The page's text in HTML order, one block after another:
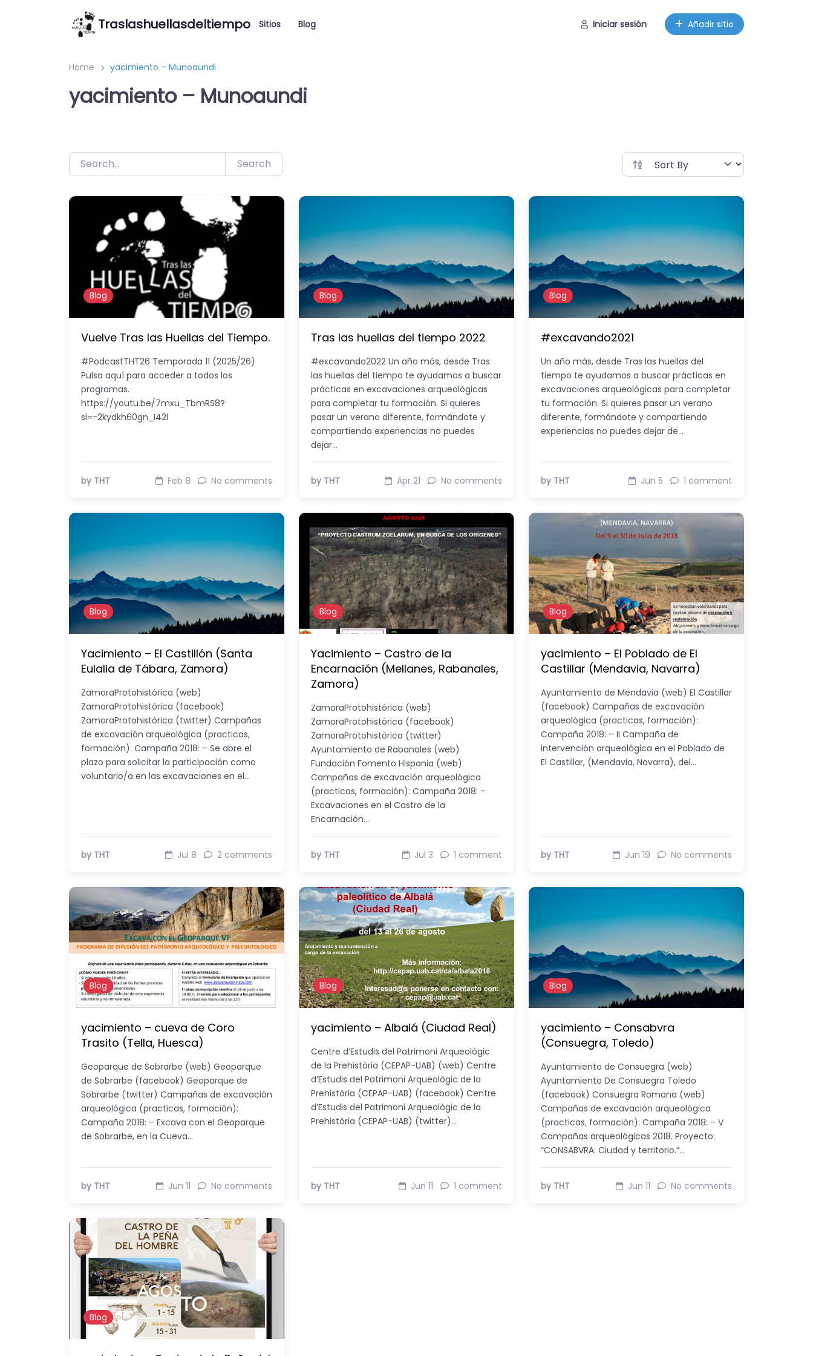
Traslashuellasdeltiempo Sitios Blog Iniciar sesión Añadir sitio
Home yacimiento – Munoaundi
yacimiento – Munoaundi
Search
Blog
Vuelve Tras las Huellas del Tiempo.
#PodcastTHT26 Temporada 11 (2025/26)
Pulsa aquí para acceder a todos los
programas.
https://youtu.be/7mxu_TbmRS8?
si=-2kydkh60gn_I42l
by THT Feb 8 No comments
Blog
Tras las huellas del tiempo 2022
#excavando2022 Un año más, desde Tras
las huellas del tiempo te ayudamos a buscar
prácticas en excavaciones arqueológicas
para completar tu formación. Si quieres
pasar un verano diferente, formándote y
compartiendo experiencias no puedes
dejar…
by THT Apr 21 No comments
Blog
#excavando2021
Un año más, desde Tras las huellas del
tiempo te ayudamos a buscar prácticas en
excavaciones arqueológicas para completar
tu formación. Si quieres pasar un verano
diferente, formándote y compartiendo
experiencias no puedes dejar de…
by THT Jun 5 1 comment
Blog
Yacimiento – El Castillón (Santa
Eulalia de Tábara, Zamora)
ZamoraProtohistórica (web)
ZamoraProtohistórica (facebook)
ZamoraProtohistórica (twitter) Campañas
de excavación arqueológica (practicas,
formación): Campaña 2018: – Se abre el
plazo para solicitar la participación como
voluntario/a en las excavaciones en el…
by THT Jul 8 2 comments
Blog
Yacimiento – Castro de la
Encarnación (Mellanes, Rabanales,
Zamora)
ZamoraProtohistórica (web)
ZamoraProtohistórica (facebook)
ZamoraProtohistórica (twitter)
Ayuntamiento de Rabanales (web)
Fundación Fomento Hispania (web)
Campañas de excavación arqueológica
(practicas, formación): Campaña 2018: –
Excavaciones en el Castro de la
Encarnación…
by THT Jul 3 1 comment
Blog
yacimiento – El Poblado de El
Castillar (Mendavia, Navarra)
Ayuntamiento de Mendavia (web) El Castillar
(facebook) Campañas de excavación
arqueológica (practicas, formación):
Campaña 2018: – II Campaña de
intervención arqueológica en el Poblado de
El Castillar, (Mendavia, Navarra), del…
by THT Jun 19 No comments
Blog
yacimiento – cueva de Coro
Trasito (Tella, Huesca)
Geoparque de Sobrarbe (web) Geoparque
de Sobrarbe (facebook) Geoparque de
Sobrarbe (twitter) Campañas de excavación
arqueológica (practicas, formación):
Campaña 2018: – Excava con el Geoparque
de Sobrarbe, en la Cueva…
by THT Jun 11 No comments
Blog
yacimiento – Albalá (Ciudad Real)
Centre d’Estudis del Patrimoni Arqueològic
de la Prehistòria (CEPAP-UAB) (web) Centre
d’Estudis del Patrimoni Arqueològic de la
Prehistòria (CEPAP-UAB) (facebook) Centre
d’Estudis del Patrimoni Arqueològic de la
Prehistòria (CEPAP-UAB) (twitter)…
by THT Jun 11 1 comment
Blog
yacimiento – Consabvra
(Consuegra, Toledo)
Ayuntamiento de Consuegra (web)
Ayuntamiento De Consuegra Toledo
(facebook) Consuegra Romana (web)
Campañas de excavación arqueológica
(practicas, formación): Campaña 2018: – V
Campañas arqueológicas 2018. Proyecto:
“CONSABVRA: Ciudad y territorio.“…
by THT Jun 11 No comments
Blog